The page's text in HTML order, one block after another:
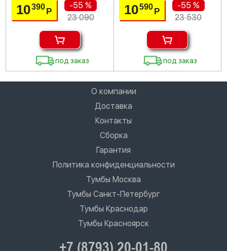
10390Р
-55 %
23 090
под заказ
10590 Р
-55 %
23 530
под заказ
О компании
Доставка
Контакты
Сборка
Гарантия
Политика конфиденциальности
Тумбы Москва
Тумбы Санкт-Петербург
Тумбы Краснодар
Тумбы Красноярск
+7 (8793) 20-01-80